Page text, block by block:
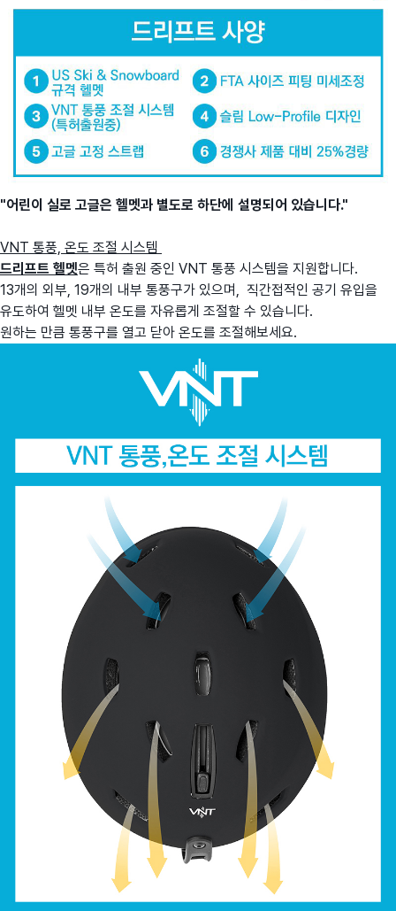
"어린이 실로 고글은 헬멧과 별도로 하단에 설명되어 있습니다."
VNT 통풍, 온도 조절 시스템
드리프트 헬멧은 특허 출원 중인 VNT 통풍 시스템을 지원합니다.
13개의 외부, 19개의 내부 통풍구가 있으며, 직간접적인 공기 유입을
유도하여 헬멧 내부 온도를 자유롭게 조절할 수 있습니다.
원하는 만큼 통풍구를 열고 닫아 온도를 조절해보세요.